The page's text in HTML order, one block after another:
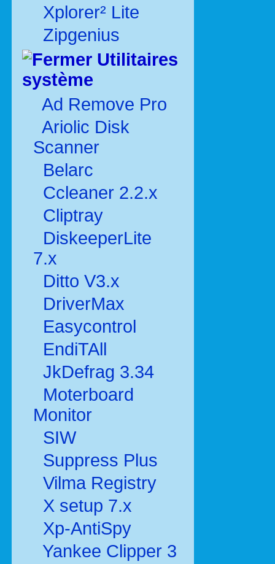
Xplorer² Lite
Zipgenius
Utilitaires
système
Ad Remove Pro
Ariolic Disk
Scanner
Belarc
Ccleaner 2.2.x
Cliptray
DiskeeperLite
7.x
Ditto V3.x
DriverMax
Easycontrol
EndiTAll
JkDefrag 3.34
Moterboard
Monitor
SIW
Suppress Plus
Vilma Registry
X setup 7.x
Xp-AntiSpy
Yankee Clipper 3